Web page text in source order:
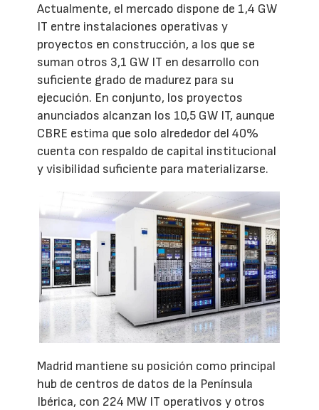
Actualmente, el mercado dispone de 1,4 GW
IT entre instalaciones operativas y
proyectos en construcción, a los que se
suman otros 3,1 GW IT en desarrollo con
suficiente grado de madurez para su
ejecución. En conjunto, los proyectos
anunciados alcanzan los 10,5 GW IT, aunque
CBRE estima que solo alrededor del 40%
cuenta con respaldo de capital institucional
y visibilidad suficiente para materializarse.
Madrid mantiene su posición como principal
hub de centros de datos de la Península
Ibérica, con 224 MW IT operativos y otros